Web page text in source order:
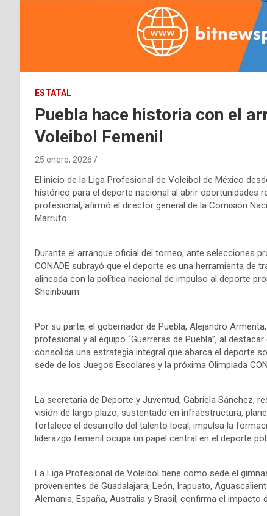
ESTATAL
Puebla hace historia con el
Voleibol Femenil
25 enero, 2026
El inicio de la Liga Profesional de Voleibol de México
histórico para el deporte nacional al abrir oportunidades
profesional, afirmó el director general de la Comisión
Marrufo.
Durante el arranque oficial del torneo, ante selecciones
CONADE subrayó que el deporte es una herramienta de
alineada con la política nacional de impulso al deporte
Sheinbaum.
Por su parte, el gobernador de Puebla, Alejandro
profesional y al equipo “Guerreras de Puebla”, al
consolida una estrategia integral que abarca el deporte
sede de los Juegos Escolares y la próxima Olimpiada
La secretaria de Deporte y Juventud, Gabriela Sánchez,
visión de largo plazo, sustentado en infraestructura,
fortalece el desarrollo del talento local, impulsa la
liderazgo femenil ocupa un papel central en el deporte
La Liga Profesional de Voleibol tiene como sede el
provenientes de Guadalajara, León, Irapuato,
Alemania, España, Australia y Brasil, confirma el impacto